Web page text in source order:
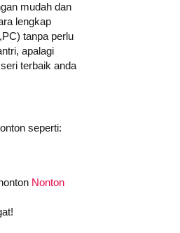
mudah dan
lengkap
tanpa perlu
apalagi
terbaik anda
seperti:
Nonton